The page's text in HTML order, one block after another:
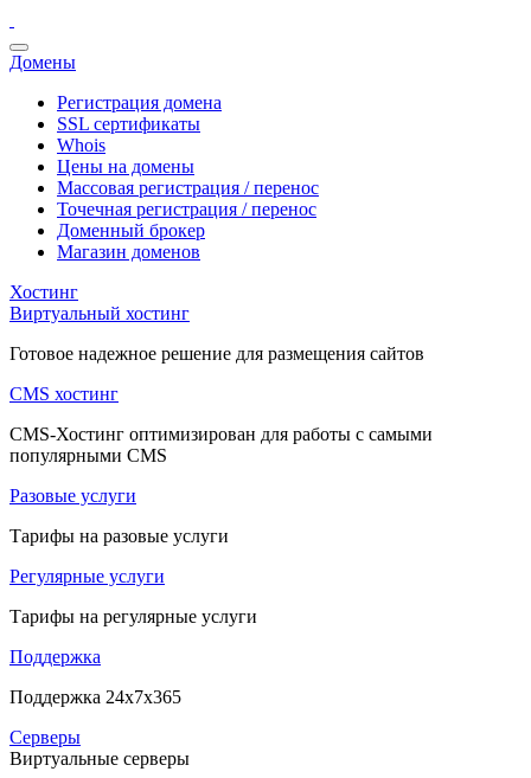
Домены
Регистрация домена
SSL сертификаты
Whois
Цены на домены
Массовая регистрация / перенос
Точечная регистрация / перенос
Доменный брокер
Магазин доменов
Хостинг
Виртуальный хостинг
Готовое надежное решение для размещения сайтов
CMS хостинг
CMS-Хостинг оптимизирован для работы с самыми
популярными CMS
Разовые услуги
Тарифы на разовые услуги
Регулярные услуги
Тарифы на регулярные услуги
Поддержка
Поддержка 24x7x365
Серверы
Виртуальные серверы